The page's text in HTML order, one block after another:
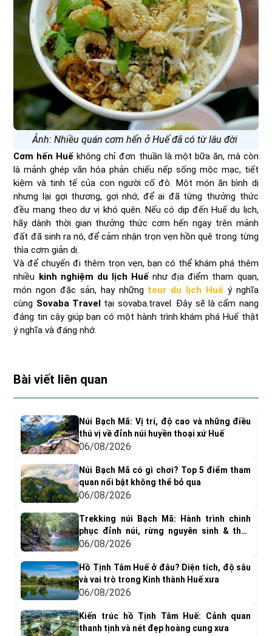
Ảnh: Nhiều quán cơm hến ở Huế đã có từ lâu đời
Cơm hến Huế không chỉ đơn thuần là một bữa ăn, mà còn
là mảnh ghép văn hóa phản chiếu nếp sống mộc mạc, tiết
kiệm và tinh tế của con người cố đô. Một món ăn bình dị
nhưng lại gợi thương, gợi nhớ, để ai đã từng thưởng thức
đều mang theo dư vị khó quên. Nếu có dịp đến Huế du lịch,
hãy dành thời gian thưởng thức cơm hến ngay trên mảnh
đất đã sinh ra nó, để cảm nhận trọn vẹn hồn quê trong từng
thìa cơm giản dị.
Và để chuyến đi thêm trọn vẹn, bạn có thể khám phá thêm
nhiều
kinh nghiệm du lịch Huế như địa điểm tham quan,
món ngon đặc sản, hay những tour du lịch Huếý nghĩa
cùng Sovaba Travel
tại sovaba.travel. Đây sẽ là cẩm nang
đáng tin cậy giúp bạn có một hành trình khám phá Huế thật
ý nghĩa và đáng nhớ.
Bài viết liên quan
Núi Bạch Mã: Vị trí, độ cao và những điều
thú vị về đỉnh núi huyền thoại xứ Huế
06/08/2026
Núi Bạch Mã có gì chơi? Top 5 điểm tham
quan nổi bật không thể bỏ qua
06/08/2026
Trekking núi Bạch Mã: Hành trình chinh
phục đỉnh núi, rừng nguyên sinh & thác
nước tuyệt đẹp
06/08/2026
Hồ Tịnh Tâm Huế ở đâu? Diện tích, độ sâu
và vai trò trong Kinh thành Huế xưa
06/08/2026
Kiến trúc hồ Tịnh Tâm Huế: Cảnh quan
thanh tịnh và nét đẹp hoàng cung xưa